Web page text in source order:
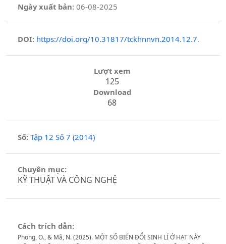
Ngày xuất bản: 06-08-2025
DOI: https://doi.org/10.31817/tckhnnvn.2014.12.7.
Lượt xem
125
Download
68
Số: Tập 12 Số 7 (2014)
Chuyên mục:
KỸ THUẬT VÀ CÔNG NGHỆ
Cách trích dẫn:
Phong, O., & Mã, N. (2025). MỘT SỐ BIẾN ĐỔI SINH LÍ Ở HẠT NẢY